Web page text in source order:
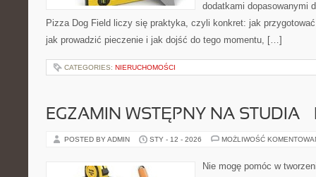
dodatkami dopasowanymi
Pizza Dog Field liczy się praktyka, czyli konkret: jak
jak prowadzić pieczenie i jak dojść do tego momentu, […]
CATEGORIES: NIERUCHOMOŚCI
EGZAMIN WSTĘPNY NA STUDIA
POSTED BY ADMIN STY - 12 - 2026 MOŻLIWOŚĆ
Nie mogę pomóc w